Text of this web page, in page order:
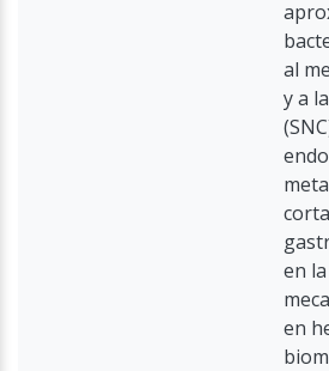
al
y a
en
en